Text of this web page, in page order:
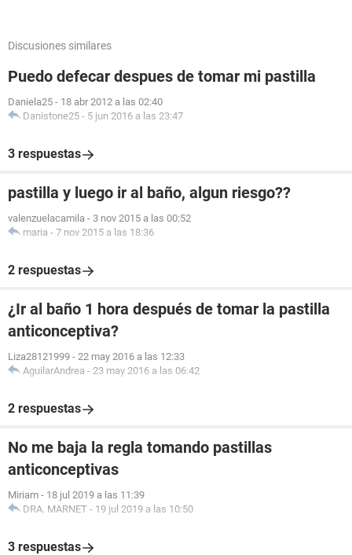
Discusiones similares
Puedo defecar despues de tomar mi pastilla
Daniela25 - 18 abr 2012 a las 02:40
Danistone25 - 5 jun 2016 a las 23:47
3 respuestas
pastilla y luego ir al baño, algun riesgo??
valenzuelacamila - 3 nov 2015 a las 00:52
maria - 7 nov 2015 a las 18:36
2 respuestas
¿Ir al baño 1 hora después de tomar la pastilla
anticonceptiva?
Liza28121999 - 22 may 2016 a las 12:33
AguilarAndrea - 23 may 2016 a las 06:42
2 respuestas
No me baja la regla tomando pastillas
anticonceptivas
Miriam - 18 jul 2019 a las 11:39
DRA. MARNET - 19 jul 2019 a las 10:50
3 respuestas